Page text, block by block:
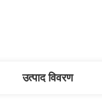
उत्पाद विवरण